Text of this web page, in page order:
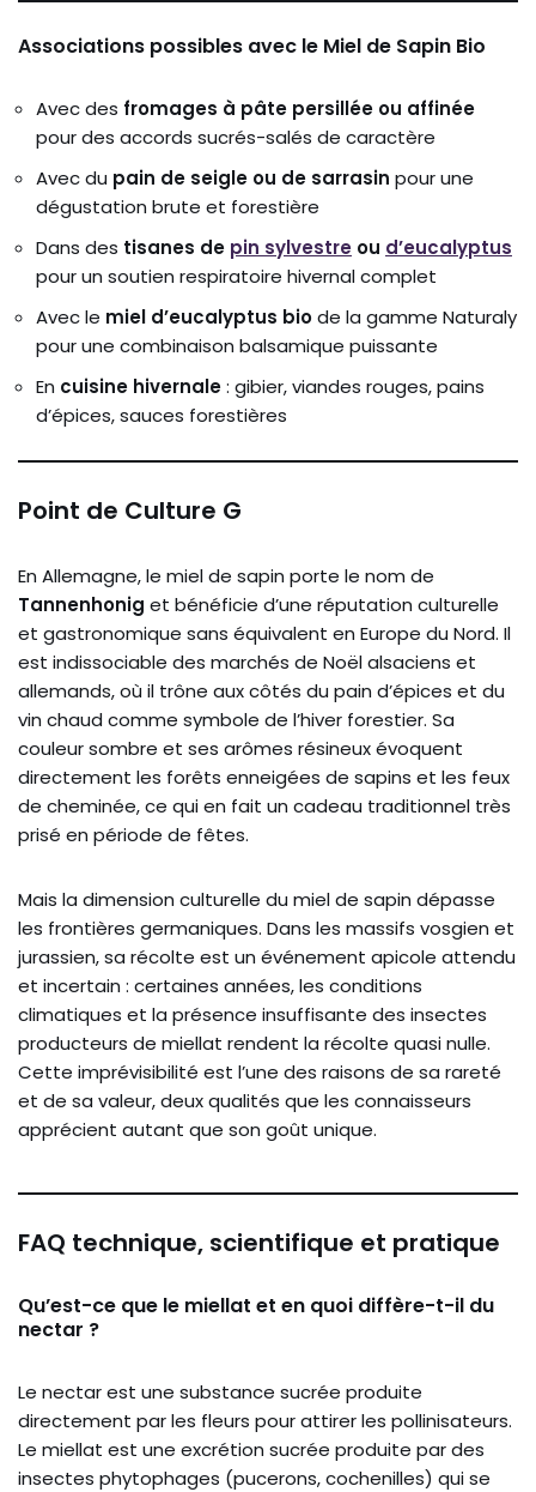
Associations possibles avec le Miel de Sapin Bio
Avec des fromages à pâte persillée ou affinée
pour des accords sucrés-salés de caractère
Avec du pain de seigle ou de sarrasin pour une
dégustation brute et forestière
Dans des tisanes de pin sylvestre ou d’eucalyptus
pour un soutien respiratoire hivernal complet
Avec le miel d’eucalyptus biode la gamme Naturaly
pour une combinaison balsamique puissante
En cuisine hivernale: gibier, viandes rouges, pains
d’épices, sauces forestières
Point de Culture G
En Allemagne, le miel de sapin porte le nom de
Tannenhonig et bénéficie d’une réputation culturelle
et gastronomique sans équivalent en Europe du Nord. Il
est indissociable des marchés de Noël alsaciens et
allemands, où il trône aux côtés du pain d’épices et du
vin chaud comme symbole de l’hiver forestier. Sa
couleur sombre et ses arômes résineux évoquent
directement les forêts enneigées de sapins et les feux
de cheminée, ce qui en fait un cadeau traditionnel très
prisé en période de fêtes.
Mais la dimension culturelle du miel de sapin dépasse
les frontières germaniques. Dans les massifs vosgien et
jurassien, sa récolte est un événement apicole attendu
et incertain : certaines années, les conditions
climatiques et la présence insuffisante des insectes
producteurs de miellat rendent la récolte quasi nulle.
Cette imprévisibilité est l’une des raisons de sa rareté
et de sa valeur, deux qualités que les connaisseurs
apprécient autant que son goût unique.
FAQ technique, scientifique et pratique
Qu’est-ce que le miellat et en quoi diffère-t-il du
nectar ?
Le nectar est une substance sucrée produite
directement par les fleurs pour attirer les pollinisateurs.
Le miellat est une excrétion sucrée produite par des
insectes phytophages (pucerons, cochenilles) qui se